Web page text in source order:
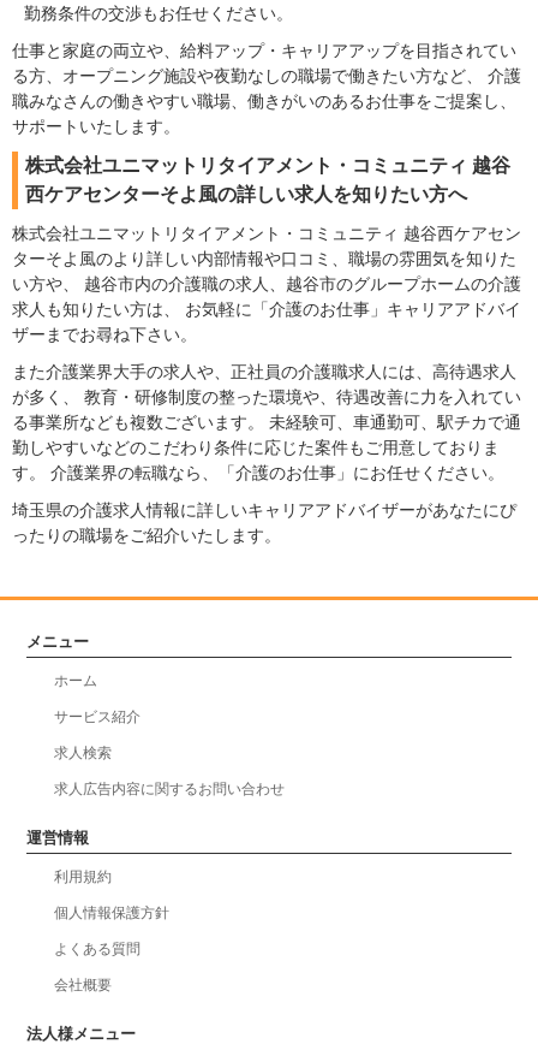
勤務条件の交渉もお任せください。
仕事と家庭の両立や、給料アップ・キャリアアップを目指されてい
る方、オープニング施設や夜勤なしの職場で働きたい方など、 介護
職みなさんの働きやすい職場、働きがいのあるお仕事をご提案し、
サポートいたします。
株式会社ユニマットリタイアメント・コミュニティ 越谷
西ケアセンターそよ風の詳しい求人を知りたい方へ
株式会社ユニマットリタイアメント・コミュニティ 越谷西ケアセン
ターそよ風のより詳しい内部情報や口コミ、職場の雰囲気を知りた
い方や、 越谷市内の介護職の求人、越谷市のグループホームの介護
求人も知りたい方は、 お気軽に「介護のお仕事」キャリアアドバイ
ザーまでお尋ね下さい。
また介護業界大手の求人や、正社員の介護職求人には、高待遇求人
が多く、 教育・研修制度の整った環境や、待遇改善に力を入れてい
る事業所なども複数ございます。 未経験可、車通勤可、駅チカで通
勤しやすいなどのこだわり条件に応じた案件もご用意しておりま
す。 介護業界の転職なら、「介護のお仕事」にお任せください。
埼玉県の介護求人情報に詳しいキャリアアドバイザーがあなたにぴ
ったりの職場をご紹介いたします。
メニュー
ホーム
サービス紹介
求人検索
求人広告内容に関するお問い合わせ
運営情報
利用規約
個人情報保護方針
よくある質問
会社概要
法人様メニュー